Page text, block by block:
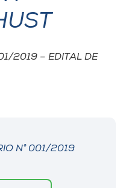
2019 – EDITAL DE
N° 001/2019